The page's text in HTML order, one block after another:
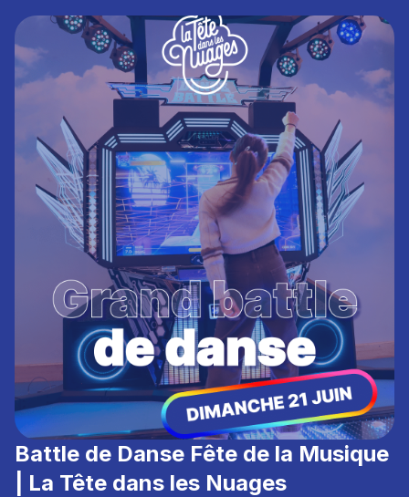
Battle de Danse Fête de la Musique
| La Tête dans les Nuages